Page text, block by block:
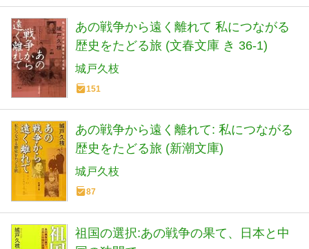
あの戦争から遠く離れて 私につながる
歴史をたどる旅 (文春文庫 き 36-1)
城戸久枝
151
あの戦争から遠く離れて: 私につながる
歴史をたどる旅 (新潮文庫)
城戸久枝
87
祖国の選択:あの戦争の果て、日本と中